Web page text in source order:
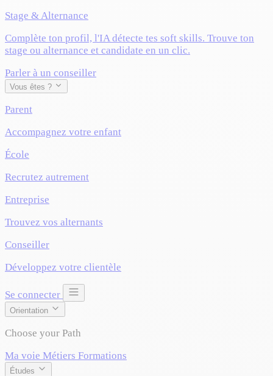
Stage & Alternance
Complète ton profil, l'IA détecte tes soft skills. Trouve ton
stage ou alternance et candidate en un clic.
Parler à un conseiller
Vous êtes ?
Parent
Accompagnez votre enfant
École
Recrutez autrement
Entreprise
Trouvez vos alternants
Conseiller
Développez votre clientèle
Se connecter
Orientation
Choose your Path
Ma voie Métiers Formations
Études